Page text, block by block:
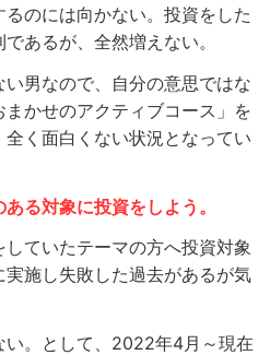
のには向かない。投資をした
あるが、全然増えない。
男なので、自分の意思ではな
かせのアクティブコース」を
く面白くない状況となってい
ある対象に投資をしよう。
ていたテーマの方へ投資対象
施し失敗した過去があるが気
い。として、2022年4月～現在